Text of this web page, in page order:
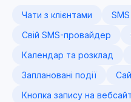
Чати з клієнтами
Свій SMS-провайдер
Календар та розклад
Заплановані події
Кнопка запису на вебсайт